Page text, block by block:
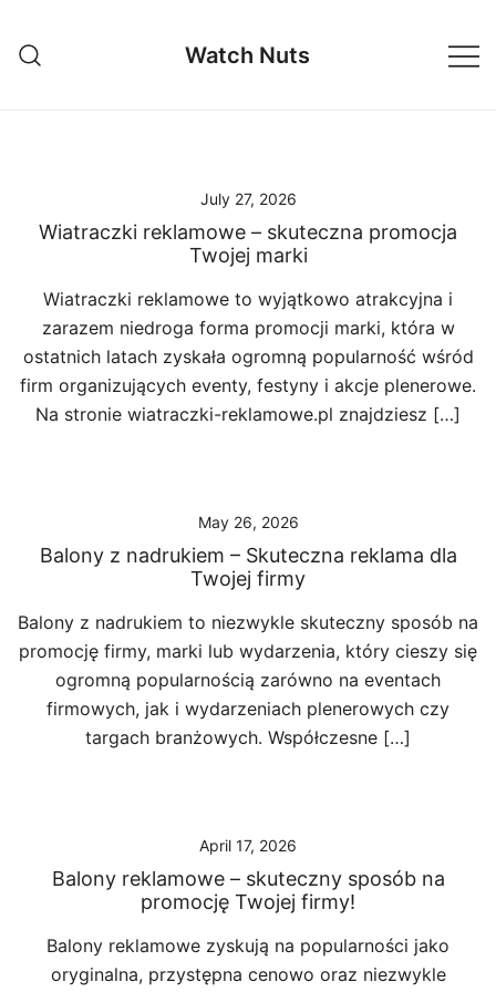
content
Watch Nuts
July 27, 2026
Wiatraczki reklamowe – skuteczna promocja
Twojej marki
Wiatraczki reklamowe to wyjątkowo atrakcyjna i
zarazem niedroga forma promocji marki, która w
ostatnich latach zyskała ogromną popularność wśród
firm organizujących eventy, festyny i akcje plenerowe.
Na stronie wiatraczki-reklamowe.pl znajdziesz […]
May 26, 2026
Balony z nadrukiem – Skuteczna reklama dla
Twojej firmy
Balony z nadrukiem to niezwykle skuteczny sposób na
promocję firmy, marki lub wydarzenia, który cieszy się
ogromną popularnością zarówno na eventach
firmowych, jak i wydarzeniach plenerowych czy
targach branżowych. Współczesne […]
April 17, 2026
Balony reklamowe – skuteczny sposób na
promocję Twojej firmy!
Balony reklamowe zyskują na popularności jako
oryginalna, przystępna cenowo oraz niezwykle